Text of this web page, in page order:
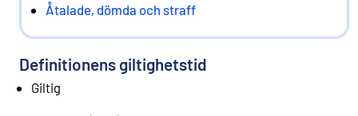
Åtalade, dömda och straff
Definitionens giltighetstid
Giltig